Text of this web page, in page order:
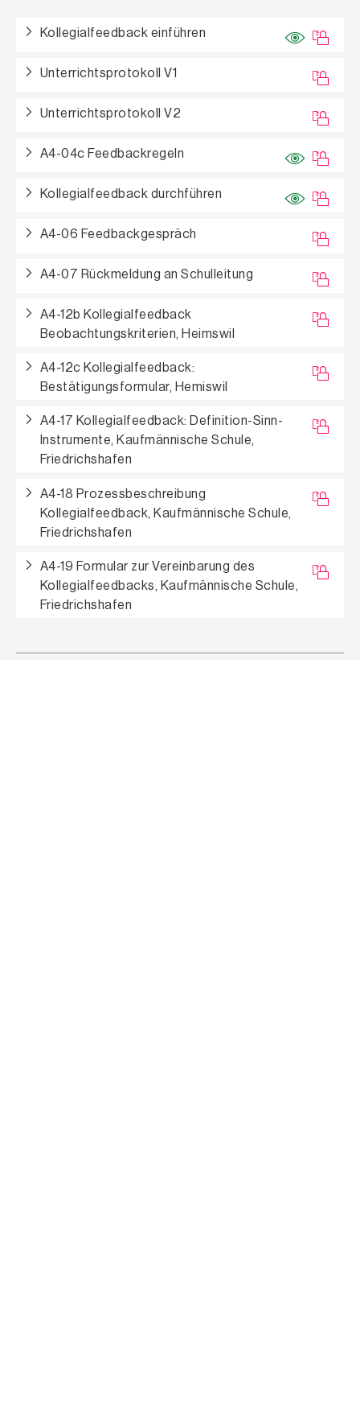
Kollegialfeedback einführen
Unterrichtsprotokoll V1
Unterrichtsprotokoll V2
A4-04c Feedbackregeln
Kollegialfeedback durchführen
A4-06 Feedbackgespräch
A4-07 Rückmeldung an Schulleitung
A4-12b Kollegialfeedback
Beobachtungskriterien, Heimswil
A4-12c Kollegialfeedback:
Bestätigungsformular, Hemiswil
A4-17 Kollegialfeedback: Definition-Sinn-
Instrumente, Kaufmännische Schule,
Friedrichshafen
A4-18 Prozessbeschreibung
Kollegialfeedback, Kaufmännische Schule,
Friedrichshafen
A4-19 Formular zur Vereinbarung des
Kollegialfeedbacks, Kaufmännische Schule,
Friedrichshafen